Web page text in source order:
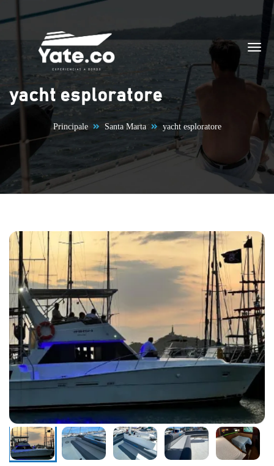
Vai al contenuto
yacht esploratore
Principale Santa Marta yacht esploratore